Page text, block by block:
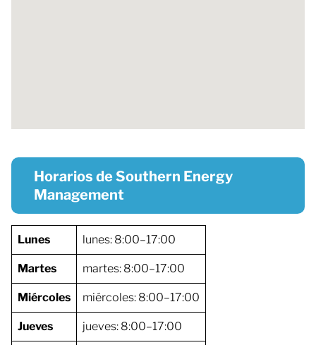
Horarios de Southern Energy
Management
Lunes lunes: 8:00–17:00
Martes martes: 8:00–17:00
Miércoles miércoles: 8:00–17:00
Jueves jueves: 8:00–17:00